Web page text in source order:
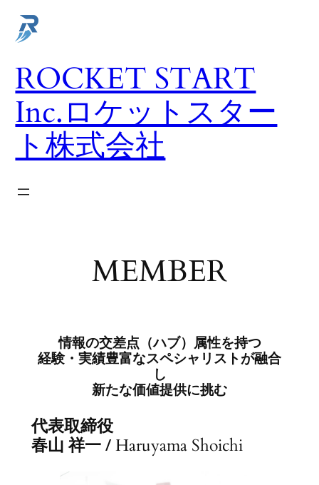
ス
キ
プ
ROCKET START
Inc.ロケットスター
ト株式会社
MEMBER
情報の交差点（ハブ）属性を持つ
経験・実績豊富なスペシャリストが融合
し
新たな価値提供に挑む
代表取締役
春山 祥一 /Haruyama Shoichi